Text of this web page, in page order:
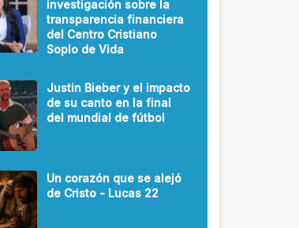
investigación sobre la
transparencia financiera
del Centro Cristiano
Soplo de Vida
Justin Bieber y el impacto
de su canto en la final
del mundial de fútbol
Un corazón que se alejó
de Cristo - Lucas 22